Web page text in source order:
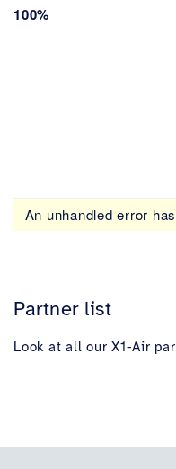
Partner list
Look at all our X1-Air